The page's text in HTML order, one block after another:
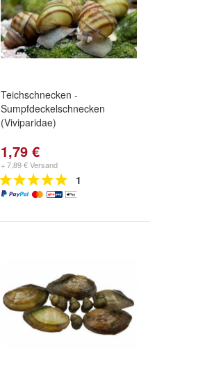
Teichschnecken -
Sumpfdeckelschnecken
(Viviparidae)
1,79 €
+ 7,89 € Versand
1